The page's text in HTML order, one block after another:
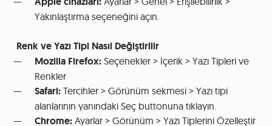
Yakınlaştırma seçeneğini açın.
Renk ve Yazı Tipi Nasıl Değiştirilir
Mozilla Firefox:Seçenekler > İçerik > Yazı Tipleri ve
Renkler
Safari:Tercihler > Görünüm sekmesi > Yazı tipi
alanlarının yanındaki Seç buttonuna tıklayın.
Chrome:Ayarlar > Görünüm > Yazı Tiplerini Özelleştir